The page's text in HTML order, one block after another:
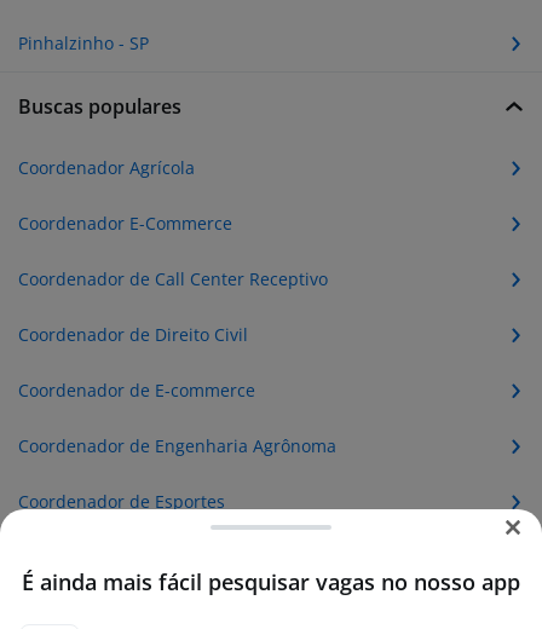
Pinhalzinho - SP
Buscas populares
Coordenador Agrícola
Coordenador E-Commerce
Coordenador de Call Center Receptivo
Coordenador de Direito Civil
Coordenador de E-commerce
Coordenador de Engenharia Agrônoma
Coordenador de Esportes
É ainda mais fácil pesquisar vagas no nosso app